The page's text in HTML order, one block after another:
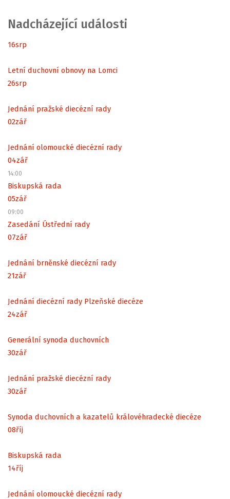
Nadcházející události
16srp
Letní duchovní obnovy na Lomci
26srp
Jednání pražské diecézní rady
02zář
Jednání olomoucké diecézní rady
04zář
14:00
Biskupská rada
05zář
09:00
Zasedání Ústřední rady
07zář
Jednání brněnské diecézní rady
21zář
Jednání diecézní rady Plzeňské diecéze
24zář
Generální synoda duchovních
30zář
Jednání pražské diecézní rady
30zář
Synoda duchovních a kazatelů královéhradecké diecéze
08říj
Biskupská rada
14říj
Jednání olomoucké diecézní rady